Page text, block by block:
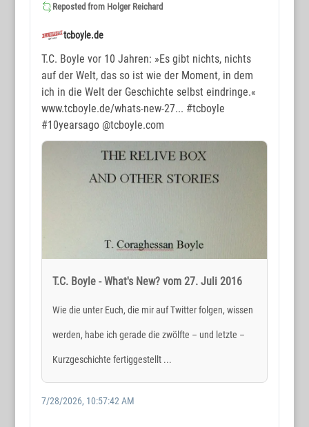
Reposted from Holger Reichard
tcboyle.de
T.C. Boyle vor 10 Jahren: »Es gibt nichts, nichts
auf der Welt, das so ist wie der Moment, in dem
ich in die Welt der Geschichte selbst eindringe.«
www.tcboyle.de/whats-new-27... #tcboyle
#10yearsago@tcboyle.com
T.C. Boyle - What's New? vom 27. Juli 2016
Wie die unter Euch, die mir auf Twitter folgen, wissen
werden, habe ich gerade die zwölfte – und letzte –
Kurzgeschichte fertiggestellt ...
7/28/2026, 10:57:42 AM